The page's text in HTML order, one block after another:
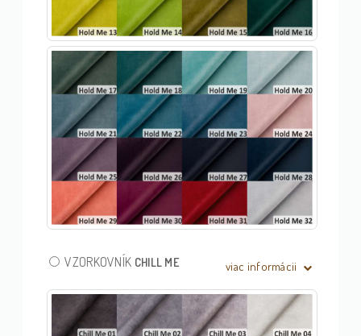
VZORKOVNÍK CHILL ME viac informácii